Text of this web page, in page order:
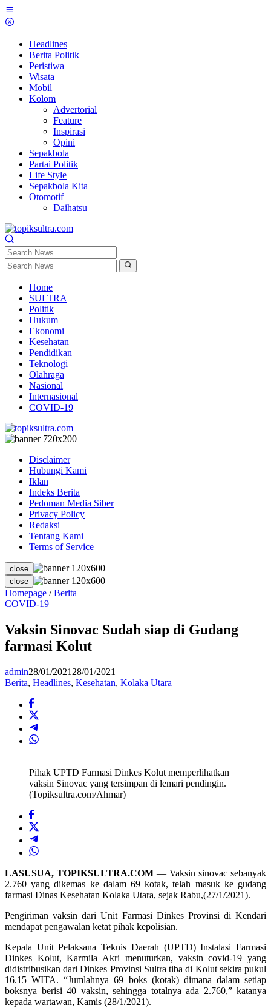
Skip
to
Headlines
Berita Politik
Peristiwa
Wisata
Mobil
Kolom
Advertorial
Feature
Inspirasi
Opini
Sepakbola
Partai Politik
Life Style
Sepakbola Kita
Otomotif
Daihatsu
Home
SULTRA
Politik
Hukum
Ekonomi
Kesehatan
Pendidikan
Teknologi
Olahraga
Nasional
Internasional
COVID-19
Disclaimer
Hubungi Kami
Iklan
Indeks Berita
Pedoman Media Siber
Privacy Policy
Redaksi
Tentang Kami
Terms of Service
close
close
Homepage / Berita
di
Gudang
Kolut
COVID-19
Vaksin Sinovac Sudah siap di Gudang
farmasi Kolut
admin28/01/2021 28/01/2021
Berita, Headlines, Kesehatan, Kolaka Utara
Pihak UPTD Farmasi Dinkes Kolut memperlihatkan
vaksin Sinovac yang tersimpan di lemari pendingin.
(Topiksultra.com/Ahmar)
LASUSUA, TOPIKSULTRA.COM — Vaksin sinovac sebanyak
2.760 yang dikemas ke dalam 69 kotak, telah masuk ke gudang
farmasi Dinas Kesehatan Kolaka Utara, sejak Rabu,(27/1/2021).
Pengiriman vaksin dari Unit Farmasi Dinkes Provinsi di Kendari
mendapat pengawalan ketat pihak kepolisian.
Kepala Unit Pelaksana Teknis Daerah (UPTD) Instalasi Farmasi
Dinkes Kolut, Karmila Akri menuturkan, vaksin covid-19 yang
didistribusikan dari Dinkes Provinsi Sultra tiba di Kolut sekira pukul
16.15 WITA. “Jumlahnya 69 boks (kotak) dimana dalam setiap
boksnya berisi 40 vaksin, sehingga totalnya ada 2.760,” katanya
kepada wartawan, Kamis (28/1/2021).